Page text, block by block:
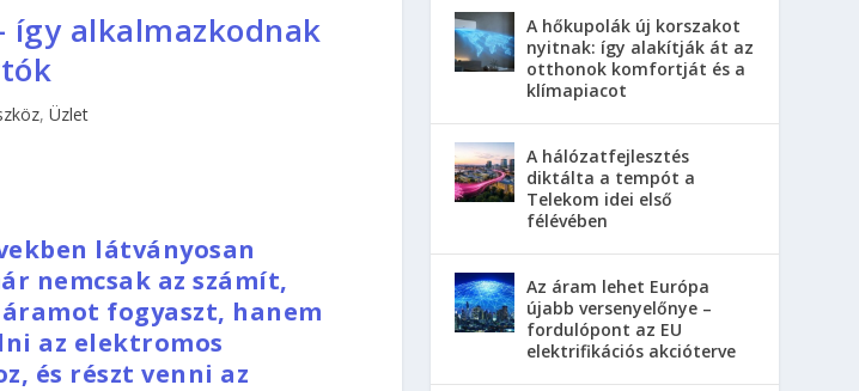
így alkalmazkodnak
, Üzlet
látványosan
nemcsak az számít,
fogyaszt, hanem
az elektromos
és részt venni az
A hőkupolák új korszakot
nyitnak: így alakítják át az
otthonok komfortját és a
klímapiacot
A hálózatfejlesztés
diktálta a tempót a
Telekom idei első
félévében
Az áram lehet Európa
újabb versenyelőnye –
fordulópont az EU
elektrifikációs akcióterve